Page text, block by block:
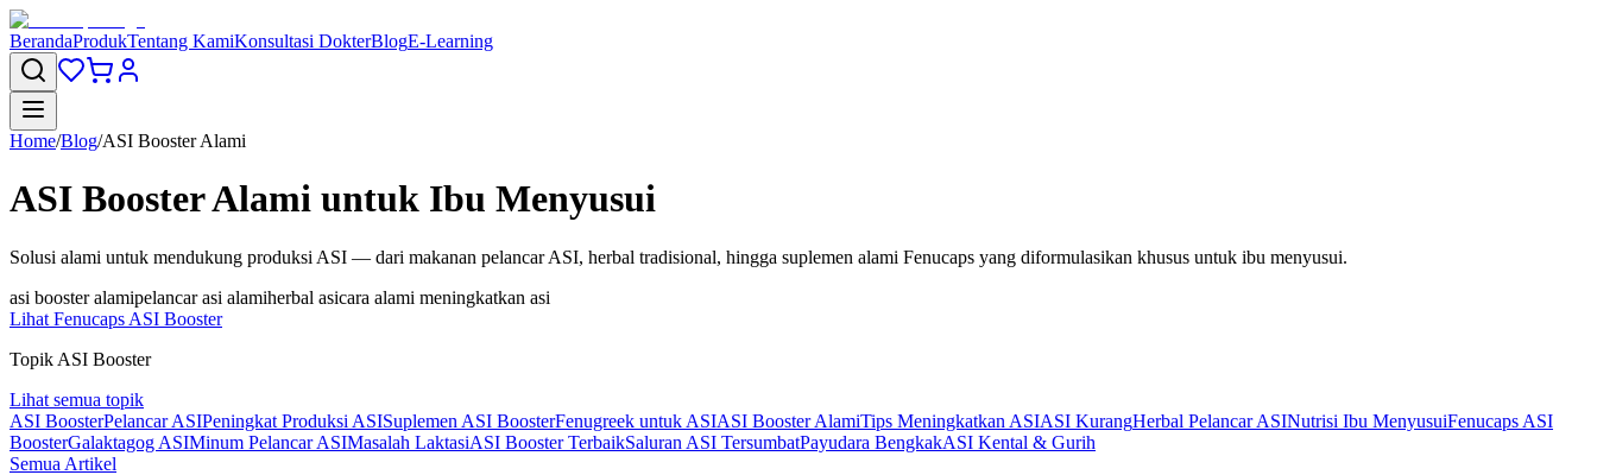
BerandaProdukTentang KamiKonsultasi DokterBlogE-Learning
Home/Blog/ASI Booster Alami
ASI Booster Alami untuk Ibu Menyusui
Solusi alami untuk mendukung produksi ASI — dari makanan pelancar ASI, herbal tradisional, hingga suplemen alami Fenucaps yang diformulasikan khusus untuk ibu menyusui.
asi booster alamipelancar asi alamiherbal asicara alami meningkatkan asi
Lihat Fenucaps ASI Booster
Topik ASI Booster
Lihat semua topik
ASI BoosterPelancar ASIPeningkat Produksi ASISuplemen ASI BoosterFenugreek untuk ASIASI Booster AlamiTips Meningkatkan ASIASI KurangHerbal Pelancar ASINutrisi Ibu MenyusuiFenucaps ASI
BoosterGalaktagog ASIMinum Pelancar ASIMasalah LaktasiASI Booster TerbaikSaluran ASI TersumbatPayudara BengkakASI Kental & Gurih
Semua Artikel